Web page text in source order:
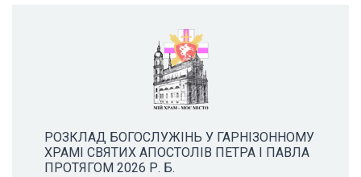
РОЗКЛАД БОГОСЛУЖІНЬ У ГАРНІЗОННОМУ
ХРАМІ СВЯТИХ АПОСТОЛІВ ПЕТРА І ПАВЛА
ПРОТЯГОМ 2026 Р. Б.